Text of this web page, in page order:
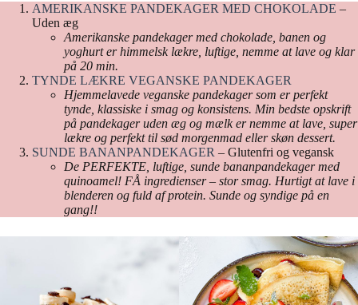
AMERIKANSKE PANDEKAGER MED CHOKOLADE –
Uden æg
Amerikanske pandekager med chokolade, banen og
yoghurt er himmelsk lækre, luftige, nemme at lave og klar
på 20 min.
TYNDE LÆKRE VEGANSKE PANDEKAGER
Hjemmelavede veganske pandekager som er perfekt
tynde, klassiske i smag og konsistens. Min bedste opskrift
på pandekager uden æg og mælk er nemme at lave, super
lækre og perfekt til sød morgenmad eller skøn dessert.
SUNDE BANANPANDEKAGER – Glutenfri og vegansk
De PERFEKTE, luftige, sunde bananpandekager med
quinoamel! FÅ ingredienser – stor smag. Hurtigt at lave i
blenderen og fuld af protein. Sunde og syndige på en
gang!!